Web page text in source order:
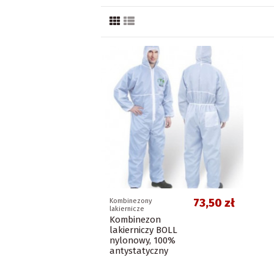
Kombinezony
lakiernicze
Kombinezon
lakierniczy BOLL
nylonowy, 100%
antystatyczny
73,50 zł